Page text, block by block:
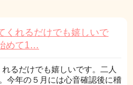
くれるだけでも嬉しいで
めて1…
るだけでも嬉しいです。二人
今年の５月には心音確認後に稽